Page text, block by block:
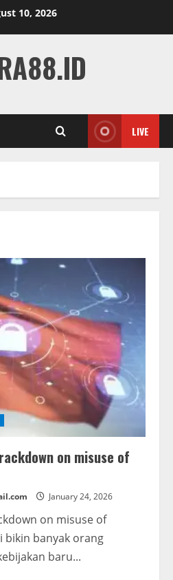
10, 2026
LIVE
on misuse of
January 24, 2026
on misuse of
bikin banyak orang
baru...